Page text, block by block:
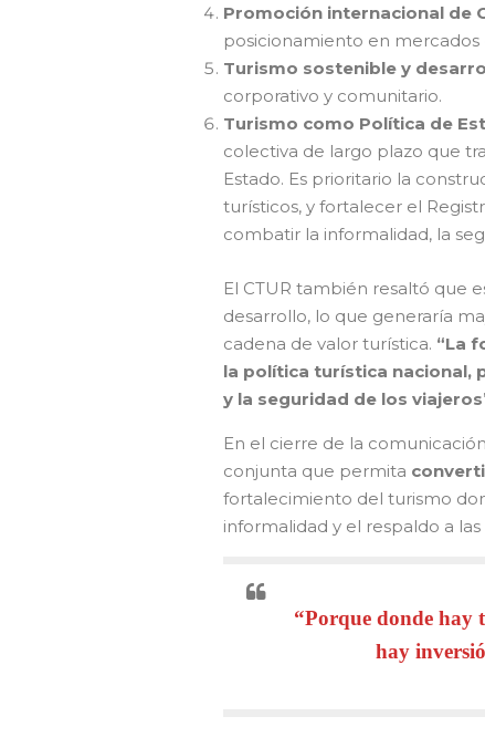
Promoción internacional de
posicionamiento en mercados
Turismo sostenible y
corporativo y comunitario.
Turismo como Política de
colectiva de largo plazo que
Estado. Es prioritario la
turísticos, y fortalecer el
combatir la informalidad, la
El CTUR también resaltó que
desarrollo, lo que generaría
cadena de valor turística. “La
la política turística nacional,
y la seguridad de los viajeros
En el cierre de la
conjunta que permita
fortalecimiento del turismo
informalidad y el respaldo a
“Porque donde hay
hay